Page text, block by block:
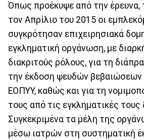
Όπως προέκυψε από την έρευνα,
τον Απρίλιο του 2015 οι
συγκρότησαν επιχειρησιακά
εγκληματική οργάνωση, με
διακριτούς ρόλους, για τη
την έκδοση ψευδών βεβαιώσεων
ΕΟΠΥΥ, καθώς και για τη
τους από τις εγκληματικές
Συγκεκριμένα τα μέλη της
μέσω ιατρών στη συστηματική